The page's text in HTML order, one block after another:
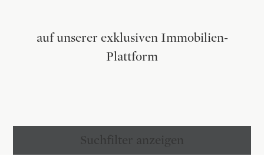
auf unserer exklusiven Immobilien-
Plattform
Suchfilter anzeigen